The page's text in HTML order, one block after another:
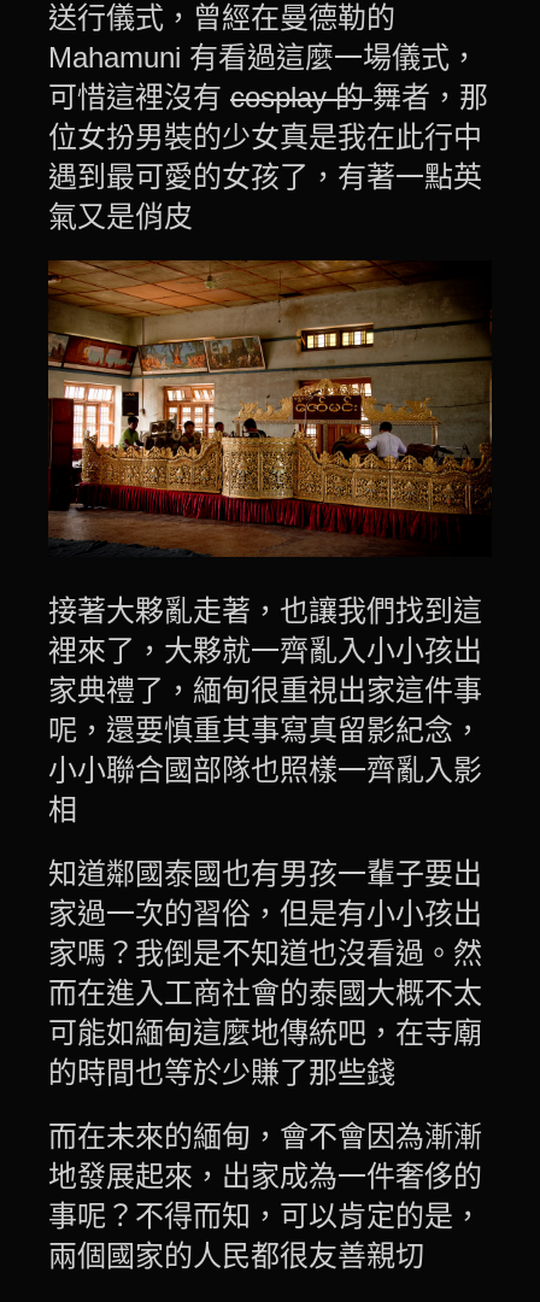
送行儀式，曾經在曼德勒的
Mahamuni 有看過這麼一場儀式，
可惜這裡沒有 cosplay 的舞者，那
位女扮男裝的少女真是我在此行中
遇到最可愛的女孩了，有著一點英
氣又是俏皮
接著大夥亂走著，也讓我們找到這
裡來了，大夥就一齊亂入小小孩出
家典禮了，緬甸很重視出家這件事
呢，還要慎重其事寫真留影紀念，
小小聯合國部隊也照樣一齊亂入影
相
知道鄰國泰國也有男孩一輩子要出
家過一次的習俗，但是有小小孩出
家嗎？我倒是不知道也沒看過。然
而在進入工商社會的泰國大概不太
可能如緬甸這麼地傳統吧，在寺廟
的時間也等於少賺了那些錢
而在未來的緬甸，會不會因為漸漸
地發展起來，出家成為一件奢侈的
事呢？不得而知，可以肯定的是，
兩個國家的人民都很友善親切